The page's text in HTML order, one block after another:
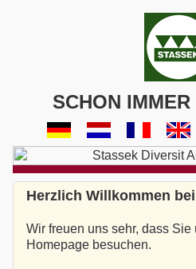
SCHON
Herzlich Willkommen
Wir freuen uns sehr, dass Sie
Homepage besuchen.